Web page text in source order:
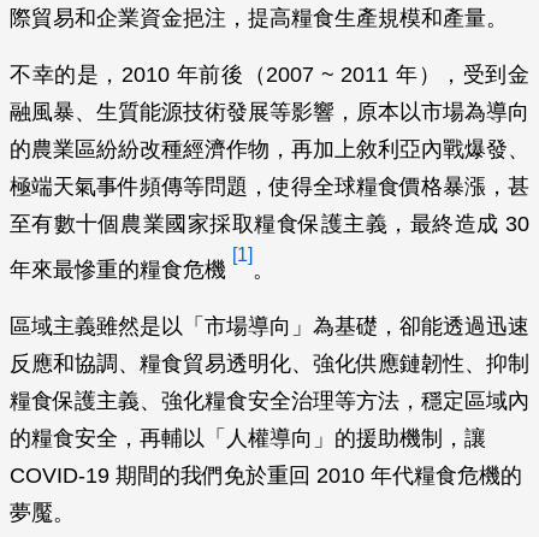
際貿易和企業資金挹注，提高糧食生產規模和產量。
不幸的是，2010 年前後（2007 ~ 2011 年），受到金
融風暴、生質能源技術發展等影響，原本以市場為導向
的農業區紛紛改種經濟作物，再加上敘利亞內戰爆發、
極端天氣事件頻傳等問題，使得全球糧食價格暴漲，甚
至有數十個農業國家採取糧食保護主義，最終造成 30
年來最慘重的糧食危機
[1]
。
區域主義雖然是以「市場導向」為基礎，卻能透過迅速
反應和協調、糧食貿易透明化、強化供應鏈韌性、抑制
糧食保護主義、強化糧食安全治理等方法，穩定區域內
的糧食安全，再輔以「人權導向」的援助機制，讓
COVID-19 期間的我們免於重回 2010 年代糧食危機的
夢魘。